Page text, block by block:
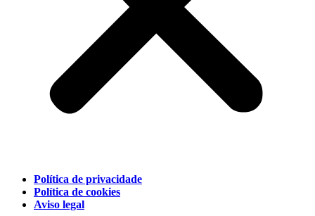
Política de privacidade
Política de cookies
Aviso legal